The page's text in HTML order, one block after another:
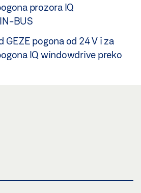
prozora IQ
BUS
GEZE pogona od 24 V i za
IQ windowdrive preko